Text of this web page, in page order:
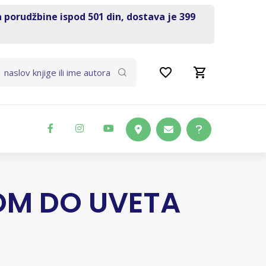
ispod 501 din, dostava je 399
DO UVETA